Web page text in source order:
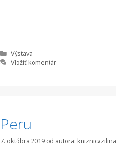
Kategórie
Výstava
Vložiť komentár
Peru
7. októbra 2019 od autora: kniznicazilina